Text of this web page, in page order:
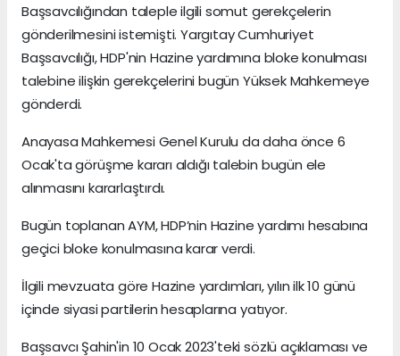
Başsavcılığından taleple ilgili somut gerekçelerin
gönderilmesini istemişti. Yargıtay Cumhuriyet
Başsavcılığı, HDP'nin Hazine yardımına bloke konulması
talebine ilişkin gerekçelerini bugün Yüksek Mahkemeye
gönderdi.
Anayasa Mahkemesi Genel Kurulu da daha önce 6
Ocak'ta görüşme kararı aldığı talebin bugün ele
alınmasını kararlaştırdı.
Bugün toplanan AYM, HDP’nin Hazine yardımı hesabına
geçici bloke konulmasına karar verdi.
İlgili mevzuata göre Hazine yardımları, yılın ilk 10 günü
içinde siyasi partilerin hesaplarına yatıyor.
Başsavcı Şahin'in 10 Ocak 2023'teki sözlü açıklaması ve